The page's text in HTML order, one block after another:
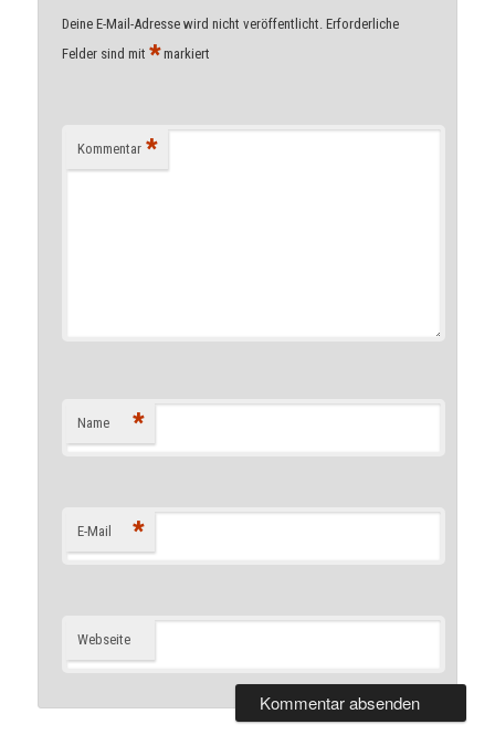
Deine E-Mail-Adresse wird nicht veröffentlicht. Erforderliche
Felder sind mit*markiert
Kommentar *
Name *
E-Mail *
Webseite